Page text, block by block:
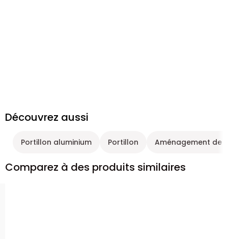
Découvrez aussi
Portillon aluminium Portillon Aménagement de
Comparez à des produits similaires